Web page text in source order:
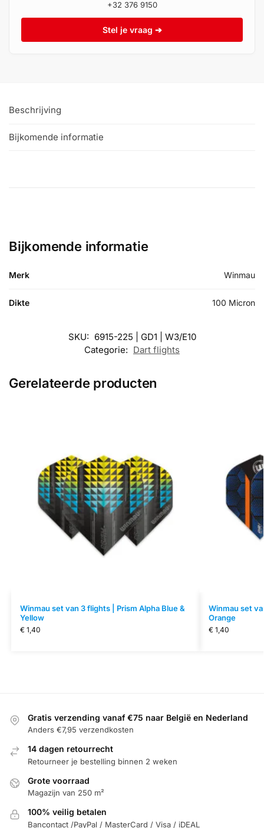
+32 376 9150
Stel je vraag ➔
Beschrijving
Bijkomende informatie
Bijkomende informatie
Merk Winmau
Dikte 100 Micron
SKU: 6915-225 | GD1 | W3/E10
Categorie: Dart flights
Gerelateerde producten
Winmau set van 3 flights | Prism Alpha Blue &
Yellow
€1,40
Winmau set
Orange
€1,40
Gratis verzending vanaf €75 naar België en Nederland
Anders €7,95 verzendkosten
14 dagen retourrecht
Retourneer je bestelling binnen 2 weken
Grote voorraad
Magazijn van 250 m²
100% veilig betalen
Bancontact /PayPal / MasterCard / Visa / iDEAL